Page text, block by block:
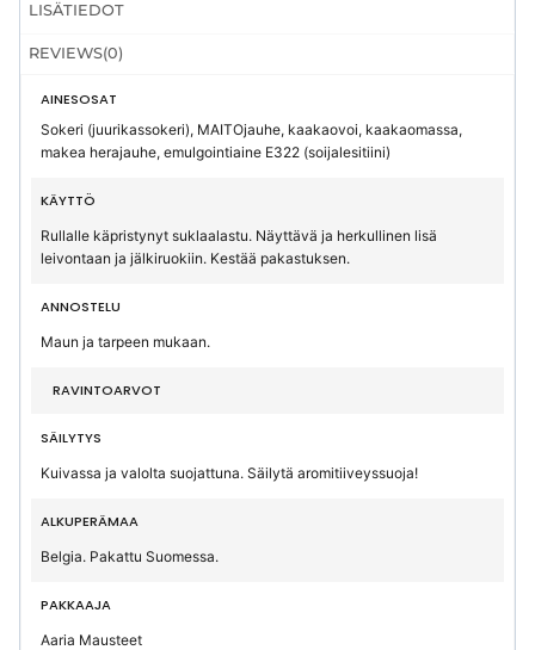
LISÄTIEDOT
REVIEWS(0)
AINESOSAT
Sokeri (juurikassokeri), MAITOjauhe, kaakaovoi, kaakaomassa,
makea herajauhe, emulgointiaine E322 (soijalesitiini)
KÄYTTÖ
Rullalle käpristynyt suklaalastu. Näyttävä ja herkullinen lisä
leivontaan ja jälkiruokiin. Kestää pakastuksen.
ANNOSTELU
Maun ja tarpeen mukaan.
RAVINTOARVOT
SÄILYTYS
Kuivassa ja valolta suojattuna. Säilytä aromitiiveyssuoja!
ALKUPERÄMAA
Belgia. Pakattu Suomessa.
PAKKAAJA
Aaria Mausteet